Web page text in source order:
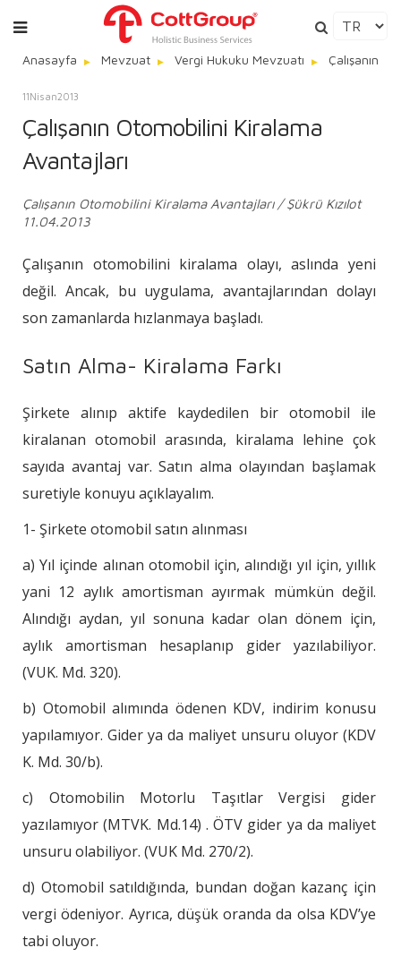
Anasayfa Mevzuat Vergi Hukuku Mevzuatı Çalışanın
11Nisan2013
Çalışanın Otomobilini Kiralama
Avantajları
Çalışanın Otomobilini Kiralama Avantajları / Şükrü Kızılot
11.04.2013
Çalışanın otomobilini kiralama olayı, aslında yeni
değil. Ancak, bu uygulama, avantajlarından dolayı
son zamanlarda hızlanmaya başladı.
Satın Alma- Kiralama Farkı
Şirkete alınıp aktife kaydedilen bir otomobil ile
kiralanan otomobil arasında, kiralama lehine çok
sayıda avantaj var. Satın alma olayından başlamak
suretiyle konuyu açıklayalım.
1- Şirkete otomobil satın alınması
a) Yıl içinde alınan otomobil için, alındığı yıl için, yıllık
yani 12 aylık amortisman ayırmak mümkün değil.
Alındığı aydan, yıl sonuna kadar olan dönem için,
aylık amortisman hesaplanıp gider yazılabiliyor.
(VUK. Md. 320).
b) Otomobil alımında ödenen KDV, indirim konusu
yapılamıyor. Gider ya da maliyet unsuru oluyor (KDV
K. Md. 30/b).
c) Otomobilin Motorlu Taşıtlar Vergisi gider
yazılamıyor (MTVK. Md.14) . ÖTV gider ya da maliyet
unsuru olabiliyor. (VUK Md. 270/2).
d) Otomobil satıldığında, bundan doğan kazanç için
vergi ödeniyor. Ayrıca, düşük oranda da olsa KDV’ye
tabi oluyor.